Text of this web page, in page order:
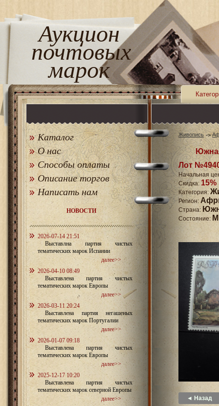
Аукцион
почтовых
марок
Каталог
О нас
Способы оплаты
Описание торгов
Написать нам
НОВОСТИ
2026-07-14 21:51
Выставлна партия чистых
тематических марок Испании
далее>>
2026-04-10 08:49
Выставлена партия чистых
тематических марок Европы
далее>>
2026-03-11 20:24
Выставлена партия негашеных
тематических марок Португалии
далее>>
2026-01-07 09:18
Выставлена партия чистых
тематических марок Европы
далее>>
2025-12-17 10:20
Выставлена партия чистых
тематических марок северной Европы
далее>>
Живопись
Лот
Начальная
Скидка: 15%
Категория:
Регион:
Страна:
Состояние:
◄ Назад